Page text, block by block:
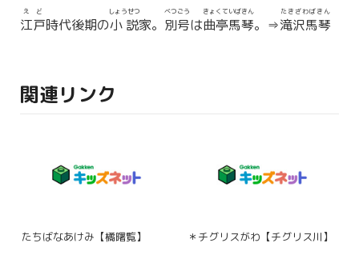
江戸
えど
時代後期の小説
しょうせつ
家。 別号
べつごう
は曲亭馬琴
きょくていばきん
。⇒滝沢馬琴
たきざわばきん
関連リンク
たちばなあけみ【橘曙覧】 ＊チグリスがわ【チグリス川】